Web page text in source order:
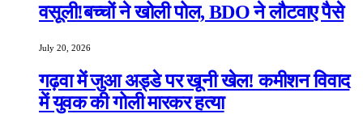
वसूली!बच्चों ने खोली पोल, BDO ने लौटवाए पैसे
July 20, 2026
गढ़वा में जुआ अड्डे पर खूनी खेल! कमीशन विवाद
में युवक की गोली मारकर हत्या